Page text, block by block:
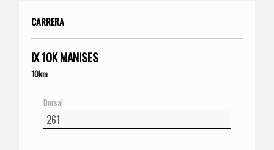
CARRERA
IX 10K MANISES
10km
Dorsal: